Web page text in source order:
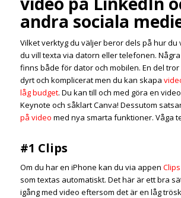
andra sociala
Vilket verktyg du väljer beror dels på hur du
du vill texta via datorn eller telefonen.
finns både för dator och mobilen. En del
dyrt och komplicerat men du kan skapa
låg budget. Du kan till och med göra en
Keynote och såklart Canva! Dessutom
på video med nya smarta funktioner. Våga
#1 Clips
Om du har en iPhone kan du via appen Clips
som textas automatiskt. Det här är ett bra
igång med video eftersom det är en låg